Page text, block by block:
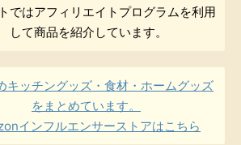
ではアフィリエイトプログラムを利用
して商品を紹介しています。
キッチングッズ・食材・ホームグッズ
をまとめています。
インフルエンサーストアはこちら